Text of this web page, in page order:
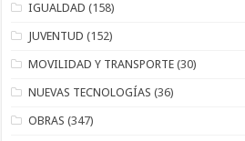
IGUALDAD (158)
JUVENTUD (152)
MOVILIDAD Y TRANSPORTE (30)
NUEVAS TECNOLOGÍAS (36)
OBRAS (347)